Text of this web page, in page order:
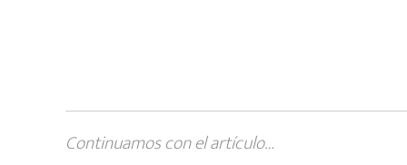
Continuamos con el artículo…